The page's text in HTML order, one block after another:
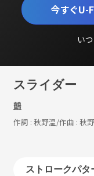
今すぐU-
い
スライダー
鶴
作詞 : 秋野温/作曲 : 秋
ストロークパタ